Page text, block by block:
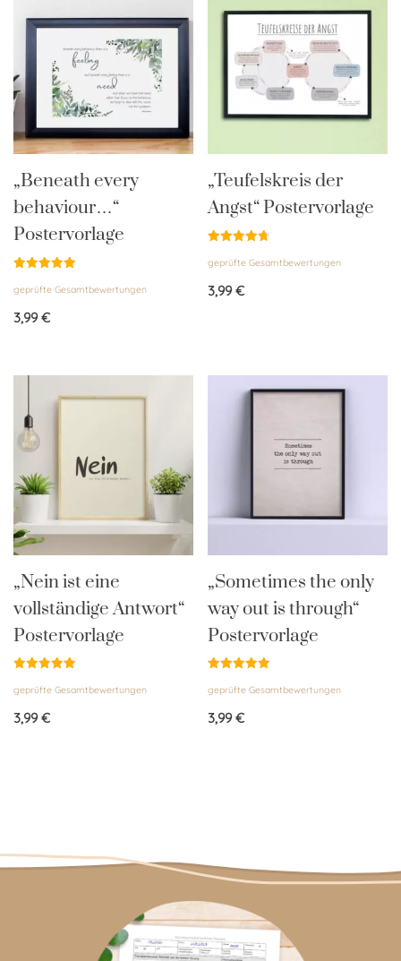
„Beneath every
behaviour…“
Postervorlage
mit
von 5
geprüfte Gesamtbewertungen
3,99€
„Teufelskreis der
Angst“ Postervorlage
mit
von 5
geprüfte Gesamtbewertungen
3,99€
„Nein ist eine
vollständige Antwort“
Postervorlage
mit
von 5
geprüfte Gesamtbewertungen
3,99€
„Sometimes the only
way out is through“
Postervorlage
mit
von 5
geprüfte Gesamtbewertungen
3,99€